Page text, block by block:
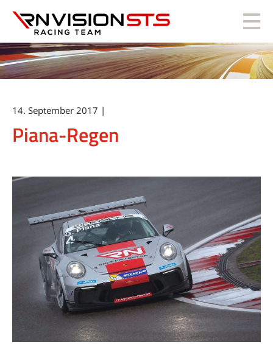
RN Vision STS
14. September 2017 |
Piana-Regen